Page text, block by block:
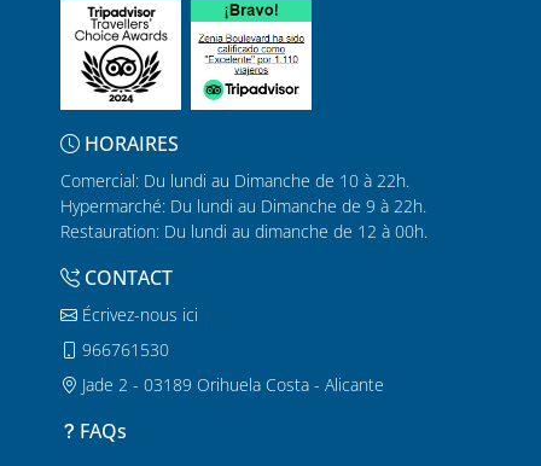
HORAIRES
Comercial: Du lundi au Dimanche de 10 à 22h.
Hypermarché: Du lundi au Dimanche de 9 à 22h.
Restauration: Du lundi au dimanche de 12 à 00h.
CONTACT
Écrivez-nous ici
966761530
Jade 2 - 03189 Orihuela Costa - Alicante
FAQs